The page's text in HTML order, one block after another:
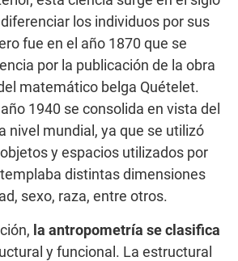
los individuos por sus
fue en el año 1870 que se
por la publicación de la obra
matemático belga Quételet.
1940 se consolida en vista del
nivel mundial, ya que se utilizó
y espacios utilizados por
distintas dimensiones
sexo, raza, entre otros.
la antropometría se clasifica
y funcional. La estructural